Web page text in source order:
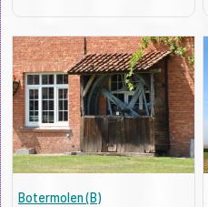
Botermolen (B)